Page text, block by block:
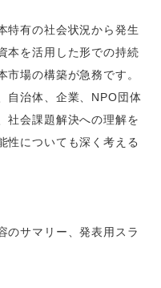
特有の社会状況から発生
本を活用した形での持続
場の構築が急務です。
自治体、企業、NPO団体
社会課題解決への理解を
性についても深く考える
のサマリー、発表用スラ